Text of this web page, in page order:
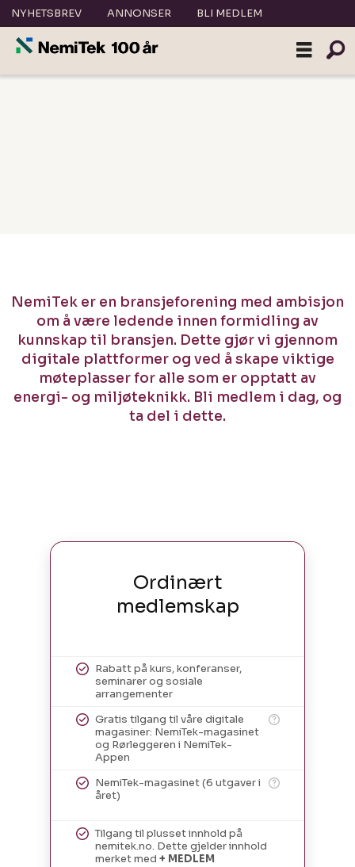
NYHETSBREV ANNONSER BLI MEDLEM
NemiTek er en bransjeforening med ambisjon
om å være ledende innen formidling av
kunnskap til bransjen. Dette gjør vi gjennom
digitale plattformer og ved å skape viktige
møteplasser for alle som er opptatt av
energi- og miljøteknikk. Bli medlem i dag, og
ta del i dette.
Ordinært
medlemskap
Rabatt på kurs, konferanser,
seminarer og sosiale
arrangementer
Gratis tilgang til våre digitale
magasiner: NemiTek-magasinet
og Rørleggeren i NemiTek-
Appen
NemiTek-magasinet (6 utgaver i
året)
Tilgang til plusset innhold på
nemitek.no. Dette gjelder innhold
merket med + MEDLEM